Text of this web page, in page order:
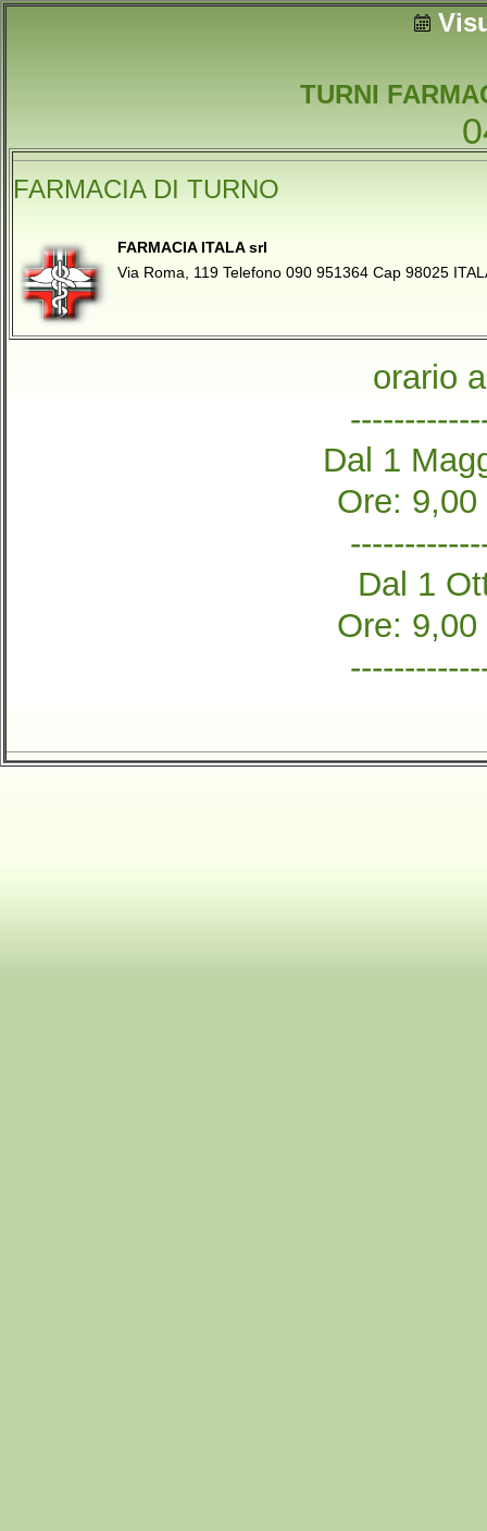
TURNI
FARMACIA DI TURNO
FARMACIA ITALA srl
Via Roma, 119 Telefono 090 951364 Cap 98025
orario
Dal 1
Ore:
Dal 1
Ore: